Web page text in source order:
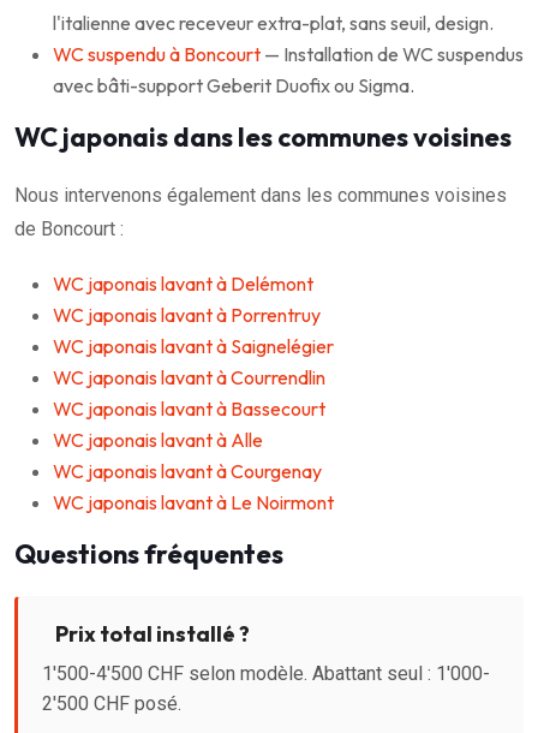
l'italienne avec receveur extra-plat, sans seuil, design.
WC suspendu à Boncourt — Installation de WC suspendus
avec bâti-support Geberit Duofix ou Sigma.
WC japonais dans les communes voisines
Nous intervenons également dans les communes voisines
de Boncourt :
WC japonais lavant à Delémont
WC japonais lavant à Porrentruy
WC japonais lavant à Saignelégier
WC japonais lavant à Courrendlin
WC japonais lavant à Bassecourt
WC japonais lavant à Alle
WC japonais lavant à Courgenay
WC japonais lavant à Le Noirmont
Questions fréquentes
Prix total installé ?
1'500-4'500 CHF selon modèle. Abattant seul : 1'000-
2'500 CHF posé.